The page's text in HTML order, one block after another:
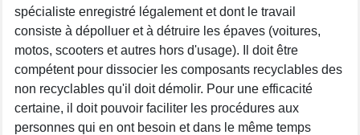
spécialiste enregistré légalement et dont le travail
consiste à dépolluer et à détruire les épaves (voitures,
motos, scooters et autres hors d'usage). Il doit être
compétent pour dissocier les composants recyclables des
non recyclables qu'il doit démolir. Pour une efficacité
certaine, il doit pouvoir faciliter les procédures aux
personnes qui en ont besoin et dans le même temps